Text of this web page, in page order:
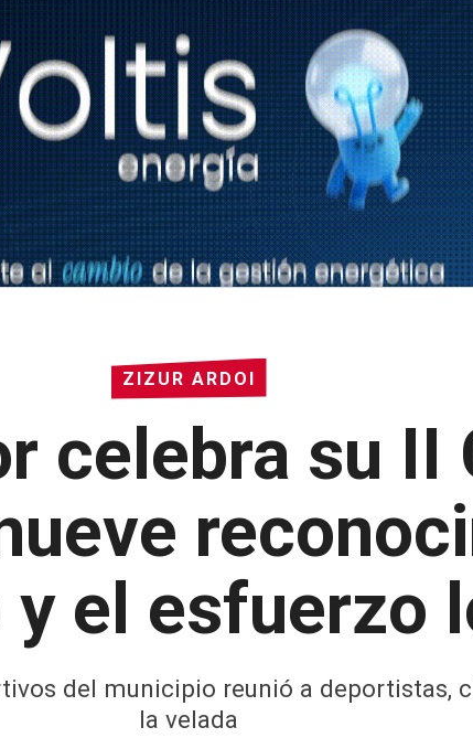
ZIZUR ARDOI
celebra su II
el esfuerzo
del municipio reunió a deportistas,
la velada